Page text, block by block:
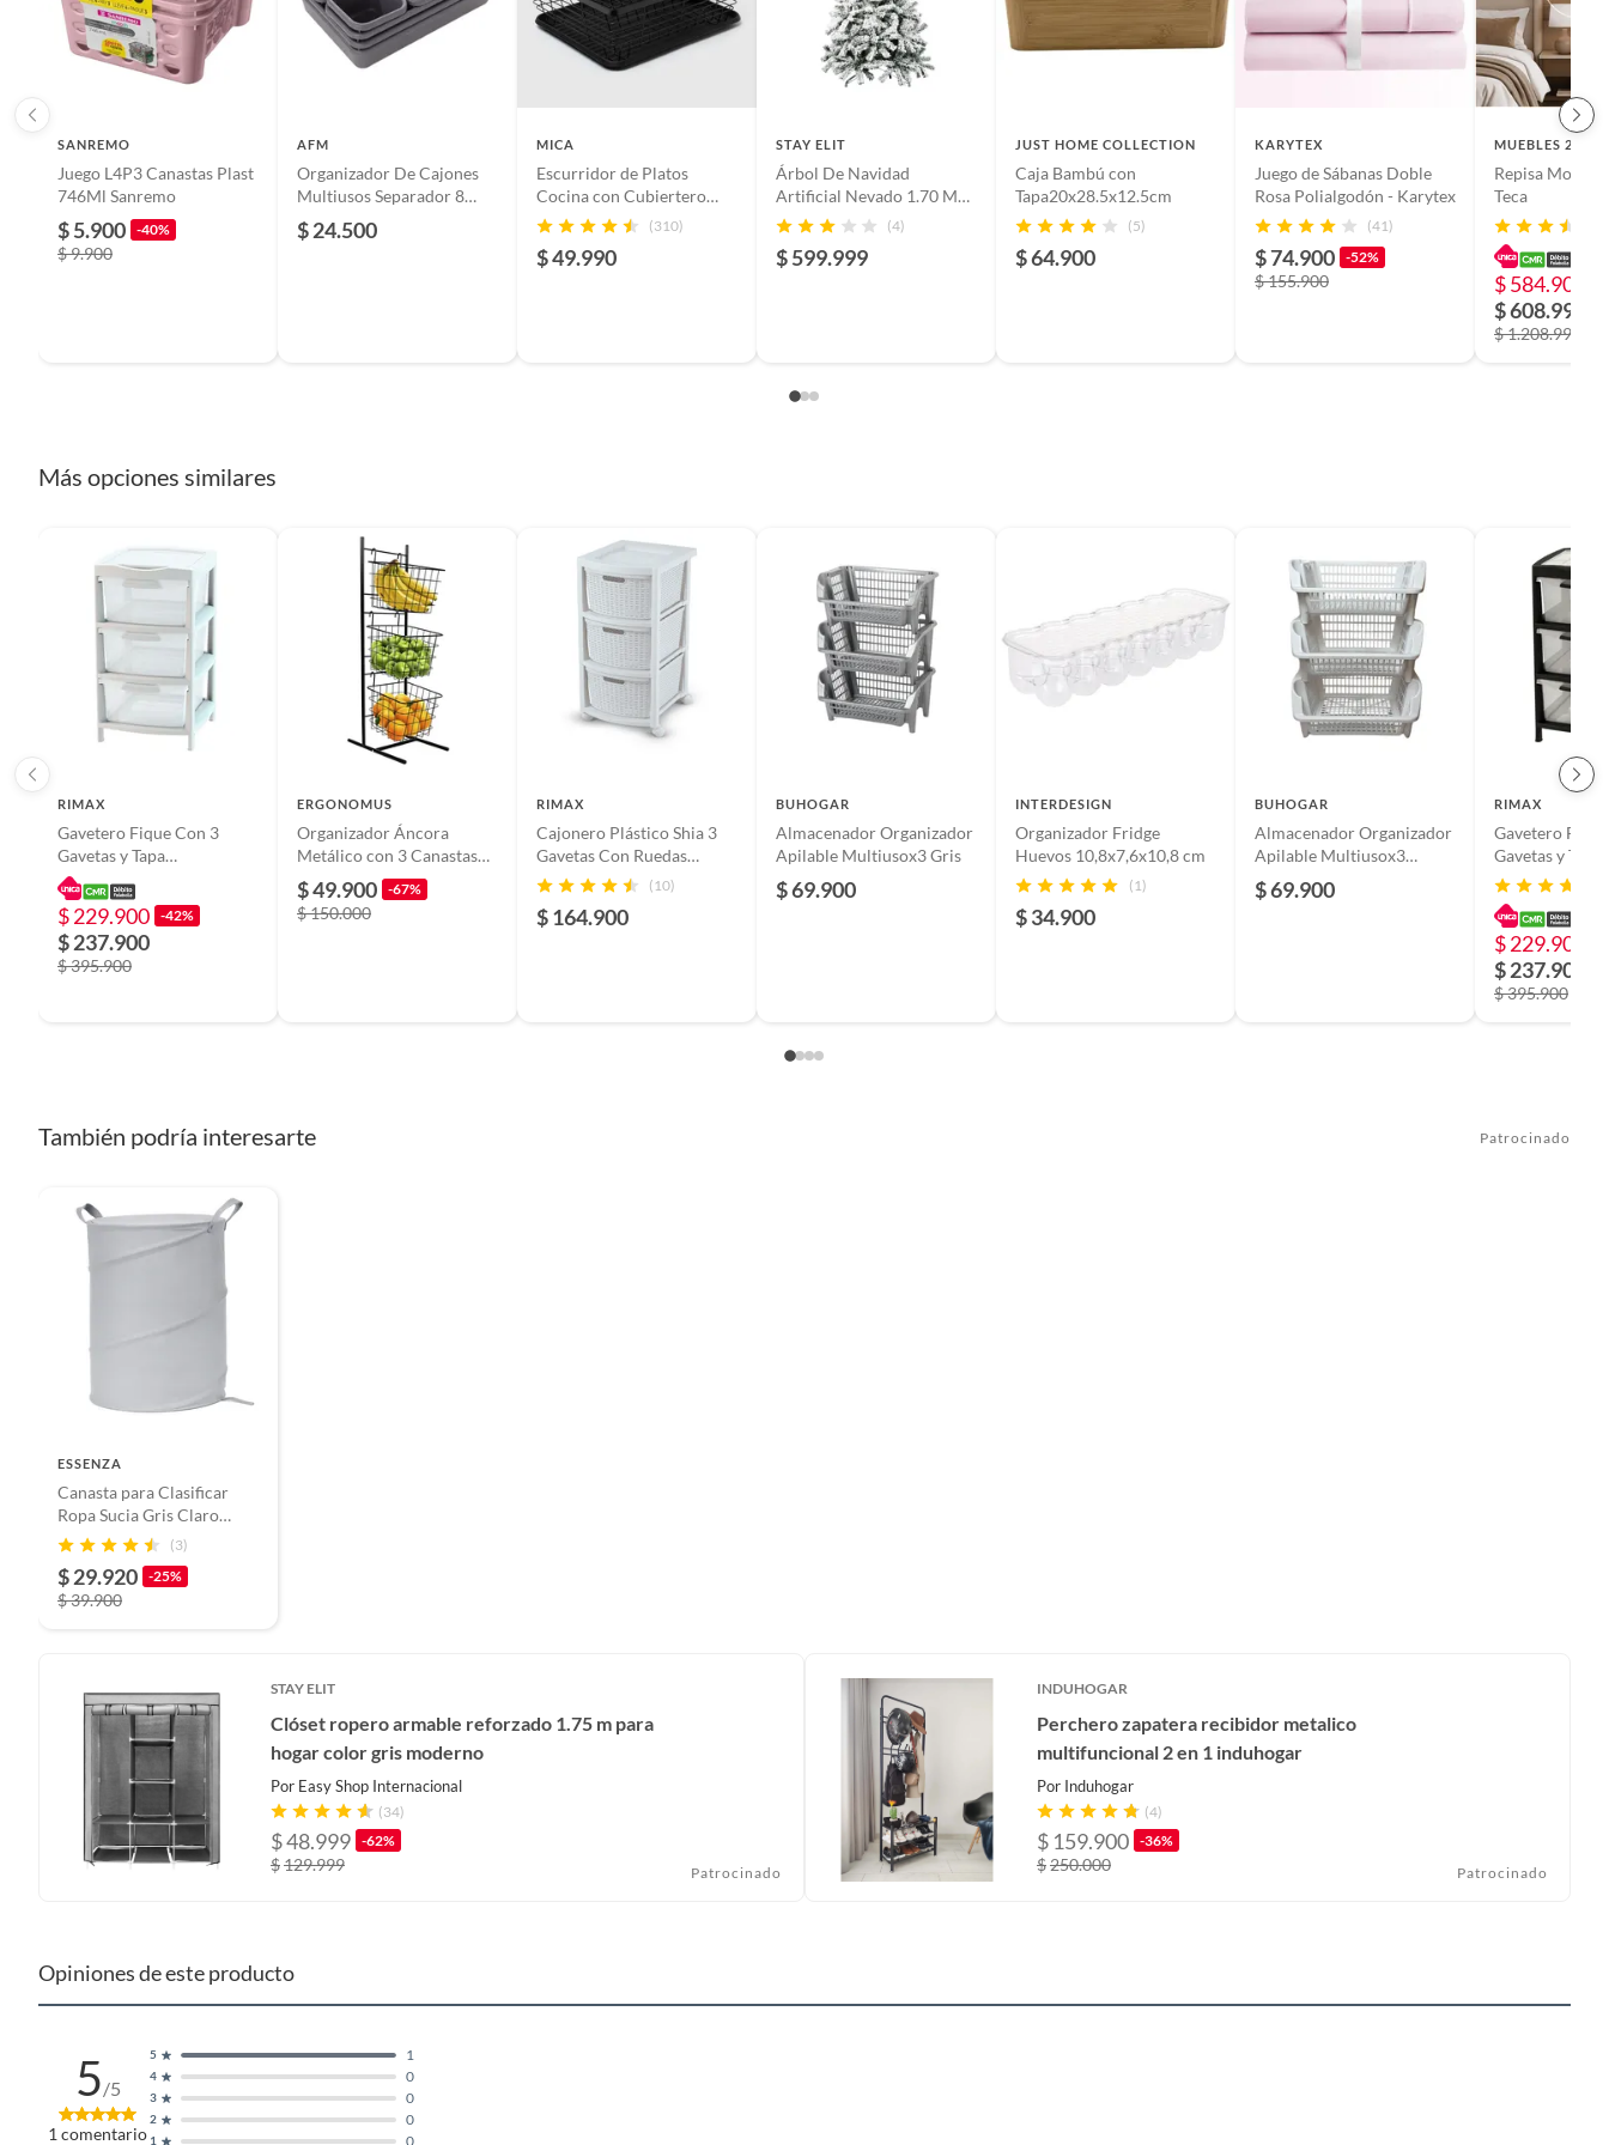
1 canasto XXL
2 canasto XL
2 canastos M
2 canastos S
Capacidad
Profundidad
Tipo de caja
SANREMO
Juego L4P3 Canastas Plast
746Ml Sanremo
$ 5.900 -40%
$ 9.900
AFM
Organizador De Cajones
Multiusos Separador 8
Piezas
$ 24.500
MICA
Escurridor de Platos
Cocina con Cubiertero
Acero
(310)
$ 49.990
STAY ELIT
Árbol De Navidad
Artificial Nevado 1.70 M
Alta Calidad
(4)
$ 599.999
JUST HOME COLLECTION
Caja Bambú con
Tapa20x28.5x12.5cm
(5)
$ 64.900
KARYTEX
Juego de Sábanas Doble
Rosa Polialgodón - Karytex
(41)
$ 74.900 -52%
$ 155.900
MUEBLES 2020
Repisa
Teca
$ 584.900
$ 608.990
$ 1.208.990
Más opciones similares
RIMAX
Gavetero Fique Con 3
Gavetas y Tapa
Organizadora RIMAX -
Blanco
$ 229.900 -42%
$ 237.900
$ 395.900
ERGONOMUS
Organizador Áncora
Metálico con 3 Canastas
de Almacenamiento Negro
$ 49.900 -67%
$ 150.000
RIMAX
Cajonero Plástico Shia 3
Gavetas Con Ruedas
33X66X39 cm Blanco
(10)
$ 164.900
BUHOGAR
Almacenador Organizador
Apilable Multiusox3 Gris
$ 69.900
INTERDESIGN
Organizador Fridge
Huevos 10,8x7,6x10,8 cm
(1)
$ 34.900
BUHOGAR
Almacenador Organizador
Apilable Multiusox3
Blanco
$ 69.900
RIMAX
Gavetero
Gavetas y Tapa
Organizadora
Negro
$ 229.900
$ 237.900
$ 395.900
También podría interesarte Patrocinado
ESSENZA
Canasta para Clasificar
Ropa Sucia Gris Claro
ESSENZA
(3)
$ 29.920 -25%
$ 39.900
STAY ELIT
Clóset ropero armable reforzado 1.75 m para
hogar color gris moderno
Por Easy Shop Internacional
(34)
$48.999 -62%
$129.999 Patrocinado
INDUHOGAR
Perchero zapatera recibidor metalico
multifuncional 2 en 1 induhogar
Por Induhogar
(4)
$ 159.900 -36%
$250.000 Patrocinado
Opiniones de este producto
5/5
1 comentario 1 0
2 0
3 0
4 0
5 1